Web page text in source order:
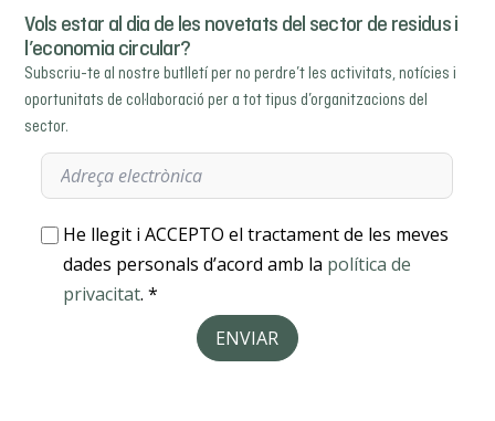
Vols estar al dia de les novetats del sector de residus i
l’economia circular?
Subscriu-te al nostre butlletí per no perdre’t les activitats, notícies i
oportunitats de col·laboració per a tot tipus d’organitzacions del
sector.